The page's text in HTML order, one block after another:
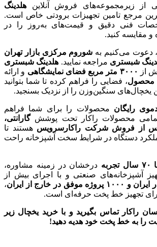
از زیرمجموعه‌های فروش آنلاین هلدینگ
مرجع تامین تجهیزات برودتی خاص است.
فنی دقیق و قیمت‌های به‌روز را در
مقایسه کنید.
دعوت می‌کنیم به شوروم مرکزی بازار تهران
شبستری مراجعه نمایید. هلدینگ شبستری
از
۳۰۰۰ متر مربع فضای نمایشگاهی و ارائه
محصول، فضایی را فراهم کرده تا شما بتوانید
یخچال‌های سنگین‌وزن را از نزدیک بسنجید.
رایگان محصولات را برای شما فراهم
تمامی محصولات راکار تحت پوششگارانتی،
پس از فروش شرکت راکارسرویس هستند تا
دستگاه در شرایط سخت آشپزخانه راحت
۷۰ سال تجربه درخشان در زمینه مشاوره،
آشپزخانه‌های صنعتی و با اجرای بیش از
ایران و ۱۰۰۰ پروژه موفق در خارج از ایران،
تجهیز خط پخت حرفه‌ای است.
راکار تماس بگیرید و با خرید یخچال زیر
را به خط پخت خود هدیه دهید!